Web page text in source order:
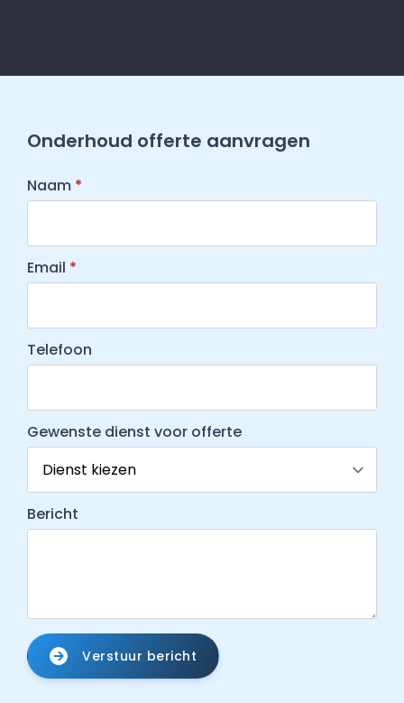
Onderhoud offerte aanvragen
Naam *
Email *
Telefoon
Gewenste dienst voor offerte
Bericht
Verstuur bericht